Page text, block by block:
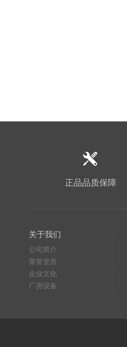
正品品质保障
关于我们
公司简介
荣誉资质
企业文化
厂房设备